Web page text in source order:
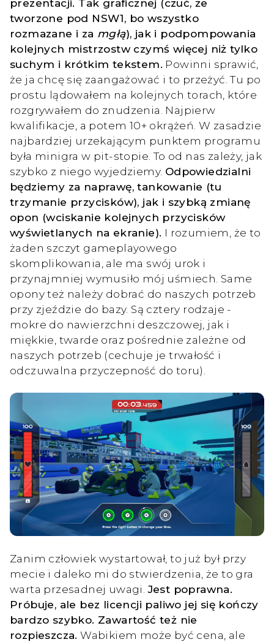
prezentacji. Tak graficznej (czuć, że
tworzone pod NSW1, bo wszystko
rozmazane i za mgłą), jak i podpompowania
kolejnych mistrzostw czymś więcej niż tylko
suchym i krótkim tekstem. Powinni sprawić,
że ja chcę się zaangażować i to przeżyć. Tu po
prostu lądowałem na kolejnych torach, które
rozgrywałem do znudzenia. Najpierw
kwalifikacje, a potem 10+ okrążeń. W zasadzie
najbardziej urzekającym punktem programu
była minigra w pit-stopie. To od nas zależy, jak
szybko z niego wyjedziemy. Odpowiedzialni
będziemy za naprawę, tankowanie (tu
trzymanie przycisków), jak i szybką zmianę
opon (wciskanie kolejnych przycisków
wyświetlanych na ekranie). I rozumiem, że to
żaden szczyt gameplayowego
skomplikowania, ale ma swój urok i
przynajmniej wymusiło mój uśmiech. Same
opony też należy dobrać do naszych potrzeb
przy zjeździe do bazy. Są cztery rodzaje -
mokre do nawierzchni deszczowej, jak i
miękkie, twarde oraz pośrednie zależne od
naszych potrzeb (cechuje je trwałość i
odczuwalna przyczepność do toru).
Zanim człowiek wystartował, to już był przy
mecie i daleko mi do stwierdzenia, że to gra
warta przesadnej uwagi.Jest poprawna.
Próbuje, ale bez licencji paliwo jej się kończy
bardzo szybko. Zawartość też nie
rozpieszcza. Wabikiem może być cena, ale